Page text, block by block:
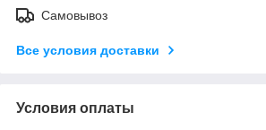
Самовывоз
Все условия доставки
Условия оплаты